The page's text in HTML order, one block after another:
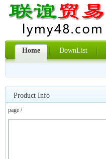
Home DownList
Product Info
page /